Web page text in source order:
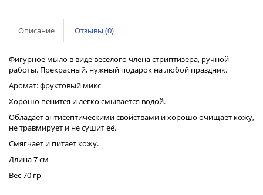
Описание Отзывы (0)
Фигурное мыло в виде веселого члена стриптизера, ручной
работы. Прекрасный, нужный подарок на любой праздник.
Аромат: фруктовый микс
Хорошо пенится и легко смывается водой.
Обладает антисептическими свойствами и хорошо очищает кожу,
не травмирует и не сушит её.
Смягчает и питает кожу.
Длина 7 см
Вес 70 гр